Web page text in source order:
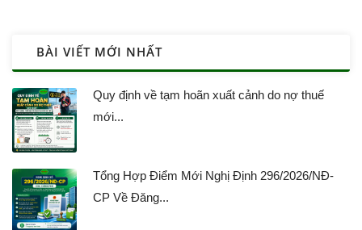
BÀI VIẾT MỚI NHẤT
Quy định về tạm hoãn xuất cảnh do nợ thuế
mới...
Tổng Hợp Điểm Mới Nghị Định 296/2026/NĐ-
CP Về Đăng...